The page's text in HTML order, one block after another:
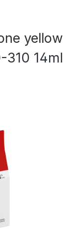
yellow
310 14ml